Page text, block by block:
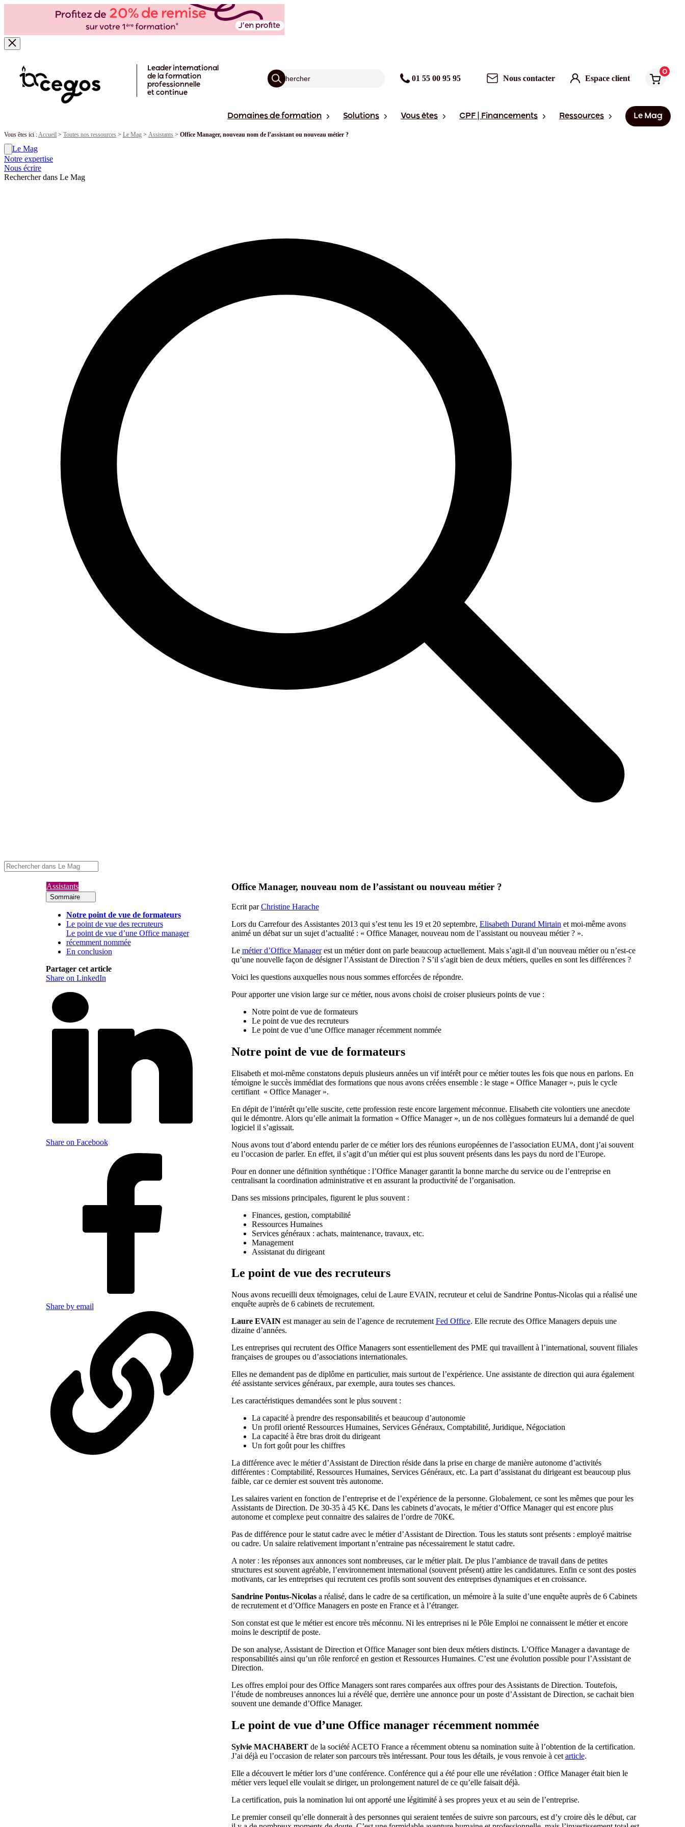
Leader international
de la formation
professionnelle
et continue
01 55 00 95 95 Nous contacter Espace client
0
Domaines de formation Solutions Vous êtes CPF | Financements Ressources Le Mag
Vous êtes ici :Accueil > Toutes nos ressources > Le Mag > Assistants > Office Manager, nouveau nom de l’assistant ou nouveau métier ?
Le Mag
Notre expertise
Nous écrire
Rechercher dans Le Mag
Assistants
Sommaire
Notre point de vue de formateurs
Le point de vue des recruteurs
Le point de vue d’une Office manager
récemment nommée
En conclusion
Partager cet article
Share on LinkedIn
Share on Facebook
Share by email
Office Manager, nouveau nom de l’assistant ou nouveau métier ?
Ecrit parChristine Harache
Lors du Carrefour des Assistantes 2013 qui s’est tenu les 19 et 20 septembre, Elisabeth Durand Mirtain et moi-même avons
animé un débat sur un sujet d’actualité : « Office Manager, nouveau nom de l’assistant ou nouveau métier ? ».
Le métier d’Office Managerest un métier dont on parle beaucoup actuellement. Mais s’agit-il d’un nouveau métier ou n’est-ce
qu’une nouvelle façon de désigner l’Assistant de Direction ? S’il s’agit bien de deux métiers, quelles en sont les différences ?
Voici les questions auxquelles nous nous sommes efforcées de répondre.
Pour apporter une vision large sur ce métier, nous avons choisi de croiser plusieurs points de vue :
Notre point de vue de formateurs
Le point de vue des recruteurs
Le point de vue d’une Office manager récemment nommée
Notre point de vue de formateurs
Elisabeth et moi-même constatons depuis plusieurs années un vif intérêt pour ce métier toutes les fois que nous en parlons. En
témoigne le succès immédiat des formations que nous avons créées ensemble : le stage « Office Manager », puis le cycle
certifiant « Office Manager ».
En dépit de l’intérêt qu’elle suscite, cette profession reste encore largement méconnue. Elisabeth cite volontiers une anecdote
qui le démontre. Alors qu’elle animait la formation « Office Manager », un de nos collègues formateurs lui a demandé de quel
logiciel il s’agissait.
Nous avons tout d’abord entendu parler de ce métier lors des réunions européennes de l’association EUMA, dont j’ai souvent
eu l’occasion de parler. En effet, il s’agit d’un métier qui est plus souvent présents dans les pays du nord de l’Europe.
Pour en donner une définition synthétique : l’Office Manager garantit la bonne marche du service ou de l’entreprise en
centralisant la coordination administrative et en assurant la productivité de l’organisation.
Dans ses missions principales, figurent le plus souvent :
Finances, gestion, comptabilité
Ressources Humaines
Services généraux : achats, maintenance, travaux, etc.
Management
Assistanat du dirigeant
Le point de vue des recruteurs
Nous avons recueilli deux témoignages, celui de Laure EVAIN, recruteur et celui de Sandrine Pontus-Nicolas qui a réalisé une
enquête auprès de 6 cabinets de recrutement.
Laure EVAINest manager au sein de l’agence de recrutement Fed Office. Elle recrute des Office Managers depuis une
dizaine d’années.
Les entreprises qui recrutent des Office Managers sont essentiellement des PME qui travaillent à l’international, souvent filiales
françaises de groupes ou d’associations internationales.
Elles ne demandent pas de diplôme en particulier, mais surtout de l’expérience. Une assistante de direction qui aura également
été assistante services généraux, par exemple, aura toutes ses chances.
Les caractéristiques demandées sont le plus souvent :
La capacité à prendre des responsabilités et beaucoup d’autonomie
Un profil orienté Ressources Humaines, Services Généraux, Comptabilité, Juridique, Négociation
La capacité à être bras droit du dirigeant
Un fort goût pour les chiffres
La différence avec le métier d’Assistant de Direction réside dans la prise en charge de manière autonome d’activités
différentes : Comptabilité, Ressources Humaines, Services Généraux, etc. La part d’assistanat du dirigeant est beaucoup plus
faible, car ce dernier est souvent très autonome.
Les salaires varient en fonction de l’entreprise et de l’expérience de la personne. Globalement, ce sont les mêmes que pour les
Assistants de Direction. De 30-35 à 45 K€. Dans les cabinets d’avocats, le métier d’Office Manager qui est encore plus
autonome et complexe peut connaitre des salaires de l’ordre de 70K€.
Pas de différence pour le statut cadre avec le métier d’Assistant de Direction. Tous les statuts sont présents : employé maitrise
ou cadre. Un salaire relativement important n’entraine pas nécessairement le statut cadre.
A noter : les réponses aux annonces sont nombreuses, car le métier plait. De plus l’ambiance de travail dans de petites
structures est souvent agréable, l’environnement international (souvent présent) attire les candidatures. Enfin ce sont des postes
motivants, car les entreprises qui recrutent ces profils sont souvent des entreprises dynamiques et en croissance.
Sandrine Pontus-Nicolasa réalisé, dans le cadre de sa certification, un mémoire à la suite d’une enquête auprès de 6 Cabinets
de recrutement et d’Office Managers en poste en France et à l’étranger.
Son constat est que le métier est encore très méconnu. Ni les entreprises ni le Pôle Emploi ne connaissent le métier et encore
moins le descriptif de poste.
De son analyse, Assistant de Direction et Office Manager sont bien deux métiers distincts. L’Office Manager a davantage de
responsabilités ainsi qu’un rôle renforcé en gestion et Ressources Humaines. C’est une évolution possible pour l’Assistant de
Direction.
Les offres emploi pour des Office Managers sont rares comparées aux offres pour des Assistants de Direction. Toutefois,
l’étude de nombreuses annonces lui a révélé que, derrière une annonce pour un poste d’Assistant de Direction, se cachait bien
souvent une demande d’Office Manager.
Le point de vue d’une Office manager récemment nommée
Sylvie MACHABERTde la société ACETO France a récemment obtenu sa nomination suite à l’obtention de la certification.
J’ai déjà eu l’occasion de relater son parcours très intéressant. Pour tous les détails, je vous renvoie à cet article.
Elle a découvert le métier lors d’une conférence. Conférence qui a été pour elle une révélation : Office Manager était bien le
métier vers lequel elle voulait se diriger, un prolongement naturel de ce qu’elle faisait déjà.
La certification, puis la nomination lui ont apporté une légitimité à ses propres yeux et au sein de l’entreprise.
Le premier conseil qu’elle donnerait à des personnes qui seraient tentées de suivre son parcours, est d’y croire dès le début, car